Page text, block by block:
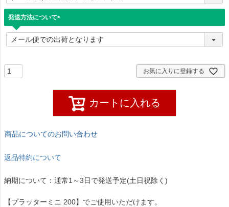
須
発送方法について
必
須
お気に入りに登録する
カートに入れる
商品についてのお問い合わせ
返品特約について
納期について：通常1～3日で発送予定(土日祝除く)
【プラッターミニ 200】でご使用いただけます。